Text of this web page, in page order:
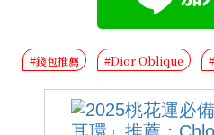
#錢包推薦 #Dior Oblique